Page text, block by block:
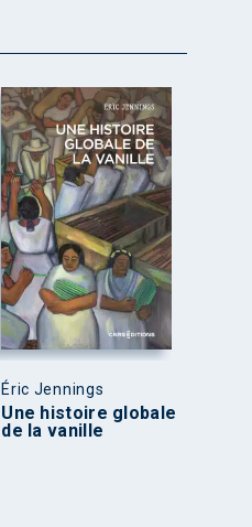
Éric Jennings
Une histoire globale
de la vanille